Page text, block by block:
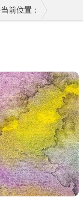
当前位置：